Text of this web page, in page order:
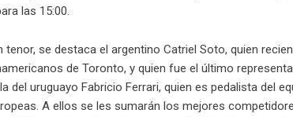
las 15:00.
tenor, se destaca el argentino Catriel Soto, quien
de Toronto, y quien fue el último
del uruguayo Fabricio Ferrari, quien es pedalista del
A ellos se les sumarán los mejores